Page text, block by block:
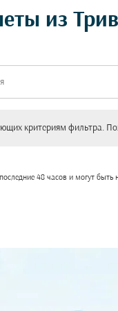
из
критериям фильтра.
48 часов и могут быть